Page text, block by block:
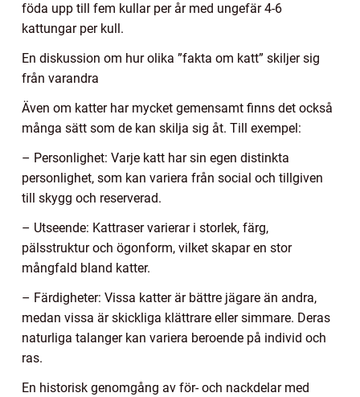
föda upp till fem kullar per år med ungefär 4-6
kattungar per kull.
En diskussion om hur olika ”fakta om katt” skiljer sig
från varandra
Även om katter har mycket gemensamt finns det också
många sätt som de kan skilja sig åt. Till exempel:
– Personlighet: Varje katt har sin egen distinkta
personlighet, som kan variera från social och tillgiven
till skygg och reserverad.
– Utseende: Kattraser varierar i storlek, färg,
pälsstruktur och ögonform, vilket skapar en stor
mångfald bland katter.
– Färdigheter: Vissa katter är bättre jägare än andra,
medan vissa är skickliga klättrare eller simmare. Deras
naturliga talanger kan variera beroende på individ och
ras.
En historisk genomgång av för- och nackdelar med